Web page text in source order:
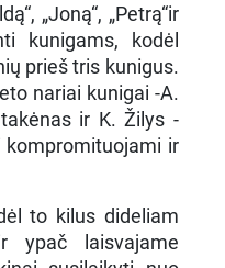
„Joną“, „Petrą“ir
kunigams, kodėl
prieš tris kunigus.
nariai kunigai -A.
ir K. Žilys -
kompromituojami ir
to kilus dideliam
ypač laisvajame